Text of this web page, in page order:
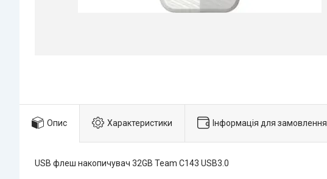
Опис Характеристики Інформація для замовлення
USB флеш накопичувач 32GB Team С143 USB3.0